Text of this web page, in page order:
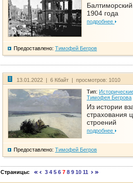
1904 года
подробнее
Предоставлено: Тимофей Бегров
13.01.2022 | 6 Кбайт | просмотров: 1010
Тип:
Тимофея Бегрова
Из истории
страхования
строений
подробнее
Предоставлено: Тимофей Бегров
Страницы: 3 4 5 6 7 8 9 10 11